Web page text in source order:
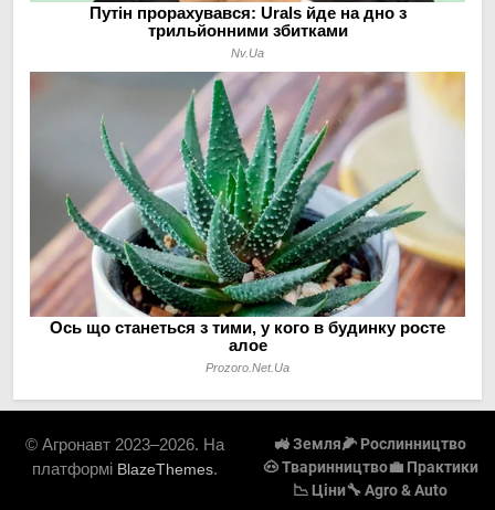
© Агронавт 2023–2026. На
платформі BlazeThemes.
🚜 Земля🌽 Рослинництво
🐽 Тваринництво💼 Практики
📉 Ціни🔧 Agro & Auto